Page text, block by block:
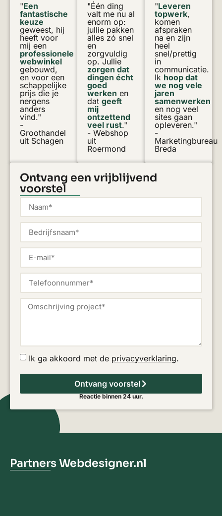
"Een
fantastische
keuze
geweest, hij
heeft voor
mij een
professionele
webwinkel
gebouwd,
en voor een
schappelijke
prijs die je
nergens
anders
vind."
-
Groothandel
uit Schagen
"Één ding
valt me nu al
enorm op:
jullie pakken
alles zó snel
en
zorgvuldig
op. Jullie
zorgen dat
dingen écht
goed
werken en
dat geeft
mij
ontzettend
veel rust."
- Webshop
uit
Roermond
"Leveren
topwerk,
komen
afspraken
na en zijn
heel
snel/prettig
in
communicatie.
Ik hoop dat
we nog vele
jaren
samenwerken
en nog veel
sites gaan
opleveren."
-
Marketingbureau
Breda
Ontvang een vrijblijvend
voorstel
Ik ga akkoord met de privacyverklaring.
Ontvang voorstel
Reactie binnen 24 uur.
Partners Webdesigner.nl